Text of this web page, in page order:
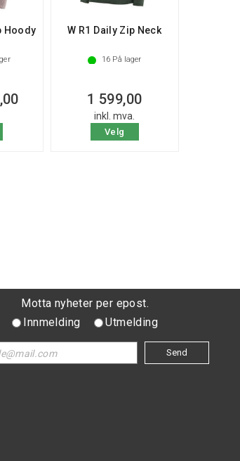
Hoody W R1 Daily Zip Neck
16 På lager
1 599,00
inkl. mva.
Velg
Motta nyheter per epost.
Innmelding
Utmelding